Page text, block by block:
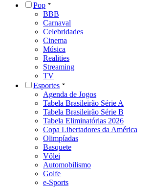
Pop
BBB
Carnaval
Celebridades
Cinema
Música
Realities
Streaming
TV
Esportes
Agenda de Jogos
Tabela Brasileirão Série A
Tabela Brasileirão Série B
Tabela Eliminatórias 2026
Copa Libertadores da América
Olimpíadas
Basquete
Vôlei
Automobilismo
Golfe
e-Sports